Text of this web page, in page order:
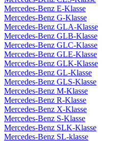
Mercedes-Benz E-Klasse
Mercedes-Benz G-Klasse
Mercedes-Benz GLA-Klasse
Mercedes-Benz GLB-Klasse
Mercedes-Benz GLC-Klasse
Mercedes-Benz GLE-Klasse
Mercedes-Benz GLK-Klasse
Mercedes-Benz GL-Klasse
Mercedes-Benz GLS-Klasse
Mercedes-Benz M-Klasse
Mercedes-Benz R-Klasse
Mercedes-Benz X-Klasse
Mercedes-Benz S-Klasse
Mercedes-Benz SLK-Klasse
Mercedes-Benz SL-klasse